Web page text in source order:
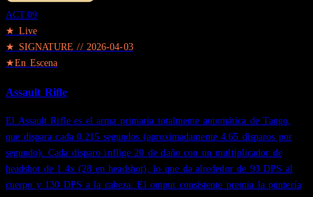
ACT.09
★ Live
★ SIGNATURE //2026-04-03
★En Escena
Assault Rifle
El Assault Rifle es el arma primaria totalmente automática de Tango,
que dispara cada 0.215 segundos (aproximadamente 4.65 disparos por
segundo). Cada disparo inflige 20 de daño con un multiplicador de
headshot de 1.4x (28 en headshot), lo que da alrededor de 93 DPS al
cuerpo y 130 DPS a la cabeza. El output consistente premia la puntería